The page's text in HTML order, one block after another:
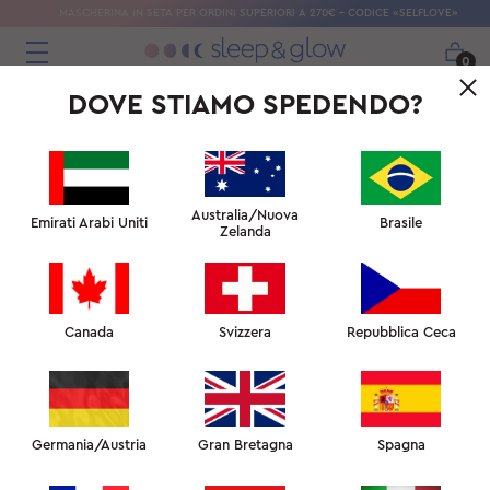
MASCHERINA IN SETA PER ORDINI SUPERIORI A 270€ - CODICE «SELFLOVE»
0
DOVE STIAMO SPEDENDO?
Emirati Arabi Uniti
Australia/Nuova
Zelanda
Brasile
Canada Svizzera Repubblica Ceca
Germania/Austria Gran Bretagna Spagna